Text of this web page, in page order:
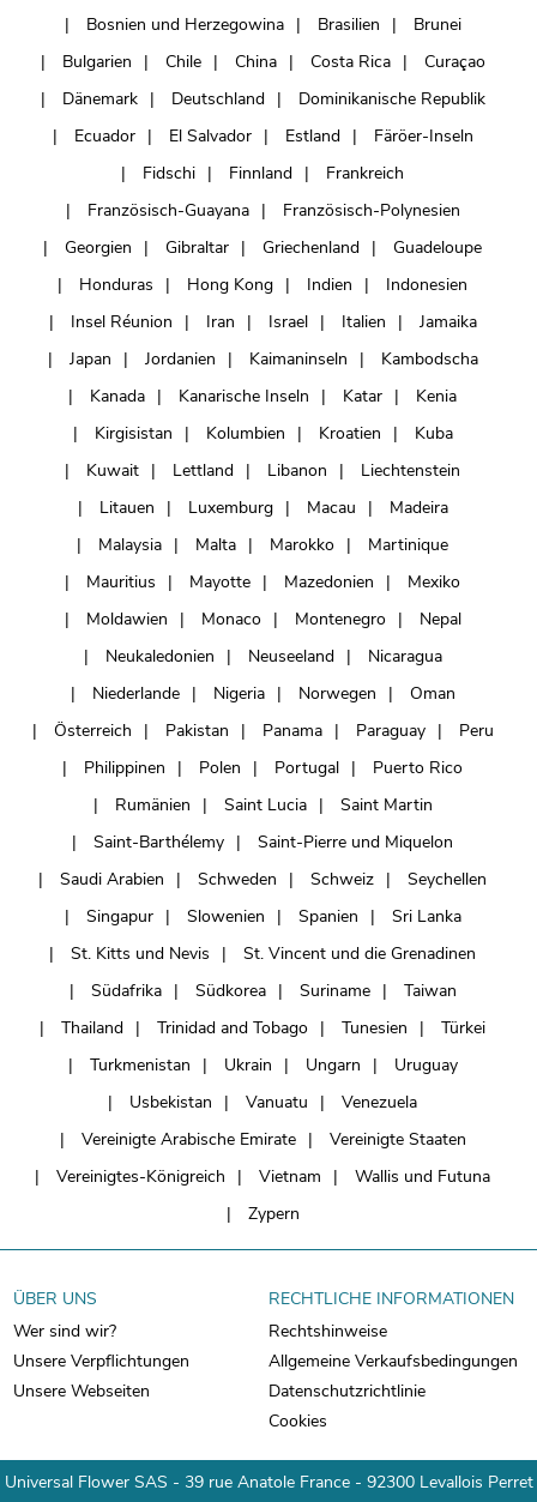
Bosnien und Herzegowina
Brasilien
Brunei
Bulgarien
Chile China Costa Rica
Curaçao
Dänemark
Deutschland
Dominikanische Republik
Ecuador
El Salvador Estland
Färöer-Inseln
Fidschi
Finnland
Frankreich
Französisch-Guayana
Französisch-Polynesien
Georgien
Gibraltar Griechenland
Guadeloupe
Honduras
Hong Kong Indien
Indonesien
Insel Réunion
Iran Israel Italien
Jamaika
Japan
Jordanien Kaimaninseln
Kambodscha
Kanada
Kanarische Inseln Katar
Kenia
Kirgisistan
Kolumbien Kroatien
Kuba
Kuwait
Lettland Libanon
Liechtenstein
Litauen
Luxemburg Macau
Madeira
Malaysia
Malta Marokko
Martinique
Mauritius
Mayotte Mazedonien
Mexiko
Moldawien
Monaco Montenegro
Nepal
Neukaledonien
Neuseeland
Nicaragua
Niederlande
Nigeria Norwegen
Oman
Österreich
Pakistan Panama Paraguay
Peru
Philippinen
Polen Portugal
Puerto Rico
Rumänien
Saint Lucia
Saint Martin
Saint-Barthélemy
Saint-Pierre und Miquelon
Saudi Arabien
Schweden Schweiz
Seychellen
Singapur
Slowenien Spanien
Sri Lanka
St. Kitts und Nevis
St. Vincent und die Grenadinen
Südafrika
Südkorea Suriname
Taiwan
Thailand
Trinidad and Tobago Tunesien
Türkei
Turkmenistan
Ukrain Ungarn
Uruguay
Usbekistan
Vanuatu
Venezuela
Vereinigte Arabische Emirate
Vereinigte Staaten
Vereinigtes-Königreich
Vietnam
Wallis und Futuna
Zypern
ÜBER UNS
Wer sind wir?
Unsere Verpflichtungen
Unsere Webseiten
RECHTLICHE INFORMATIONEN
Rechtshinweise
Allgemeine Verkaufsbedingungen
Datenschutzrichtlinie
Cookies
Universal Flower SAS - 39 rue Anatole France - 92300 Levallois Perret